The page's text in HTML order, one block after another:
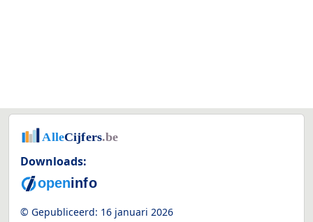
Downloads:
© Gepubliceerd: 16 januari 2026